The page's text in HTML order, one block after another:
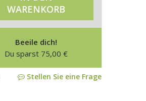
WARENKORB
Beeile dich!
Du sparst 75,00 €
Stellen Sie eine Frage